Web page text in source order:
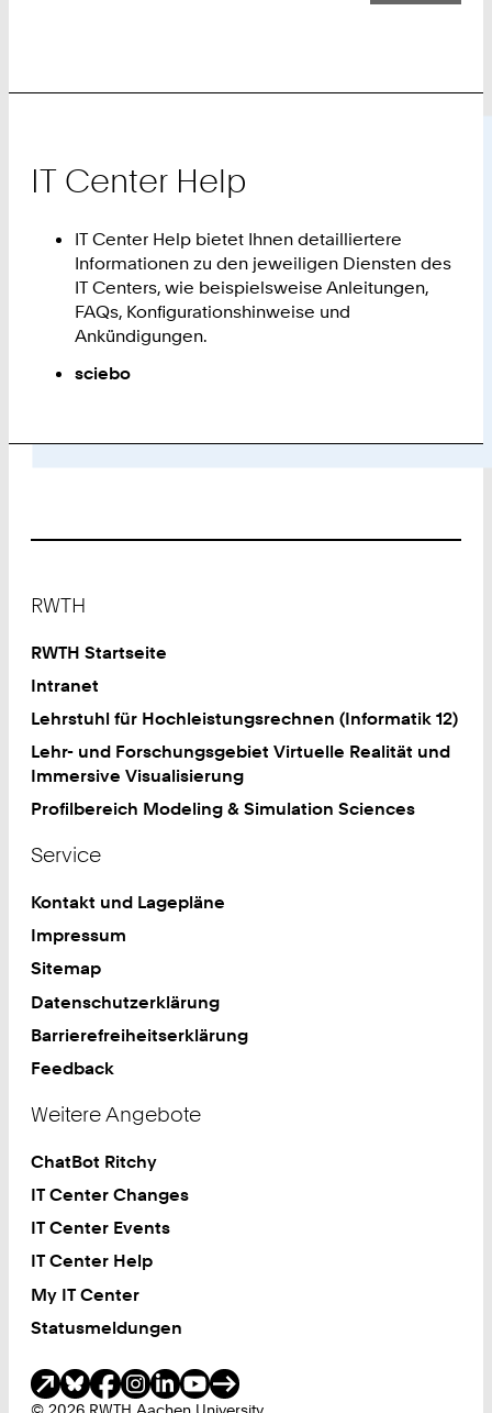
IT Center Help
IT Center Help bietet Ihnen detailliertere
Informationen zu den jeweiligen Diensten des
IT Centers, wie beispielsweise Anleitungen,
FAQs, Konfigurationshinweise und
Ankündigungen.
sciebo
RWTH
RWTH Startseite
Intranet
Lehrstuhl für Hochleistungsrechnen (Informatik 12)
Lehr- und Forschungsgebiet Virtuelle Realität und
Immersive Visualisierung
Profilbereich Modeling & Simulation Sciences
Service
Kontakt und Lagepläne
Impressum
Sitemap
Datenschutzerklärung
Barrierefreiheitserklärung
Feedback
Weitere Angebote
ChatBot Ritchy
IT Center Changes
IT Center Events
IT Center Help
My IT Center
Statusmeldungen
Soziale Medien